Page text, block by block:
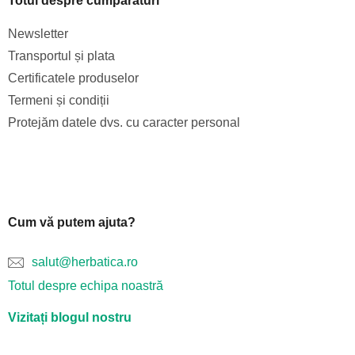
Newsletter
Transportul și plata
Certificatele produselor
Termeni și condiții
Protejăm datele dvs. cu caracter personal
Cum vă putem ajuta?
salut@herbatica.ro
Totul despre echipa noastră
Vizitați blogul nostru